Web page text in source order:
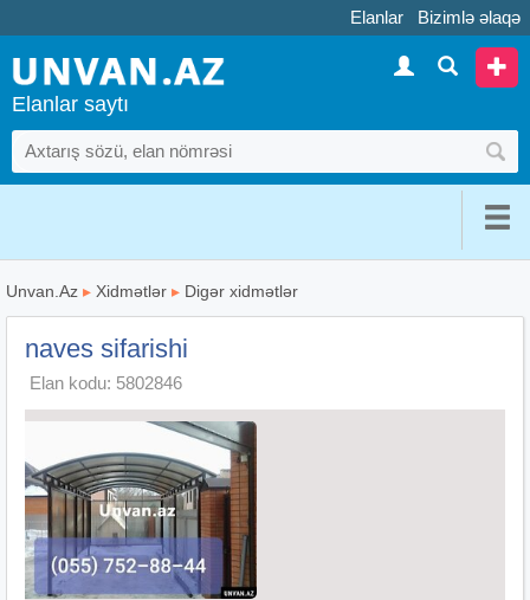
Elanlar Bizimlə əlaqə
Elanlar saytı
Unvan.Az ▸ Xidmətlər ▸ Digər xidmətlər
naves sifarishi
Elan kodu: 5802846